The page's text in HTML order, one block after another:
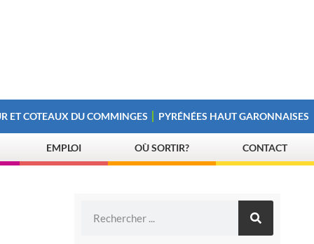
ET COTEAUX DU COMMINGES PYRÉNÉES HAUT GARONNAISES
EMPLOI OÙ SORTIR? CONTACT